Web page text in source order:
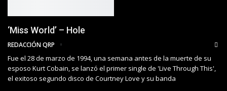
‘Miss World’ – Hole
REDACCIÓN QRP
Fue el 28 de marzo de 1994, una semana antes de la muerte de su
esposo Kurt Cobain, se lanzó el primer single de 'Live Through This',
el exitoso segundo disco de Courtney Love y su banda